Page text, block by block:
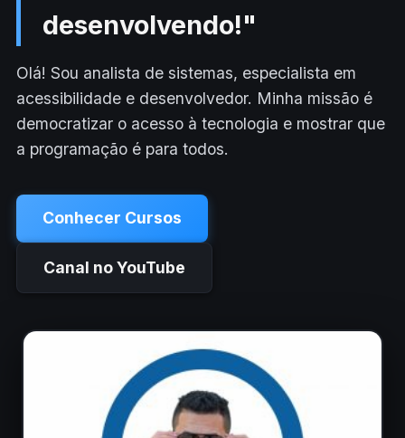
Inicial.Juliano
Lopes
desenvolvendo!"
Olá! Sou analista de sistemas, especialista em
acessibilidade e desenvolvedor. Minha missão é
democratizar o acesso à tecnologia e mostrar que
a programação é para todos.
Conhecer Cursos
Canal no YouTube